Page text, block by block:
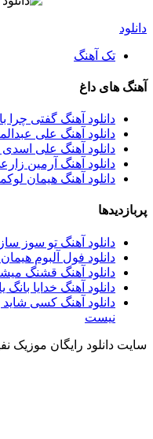
دانلود
تک آهنگ
آهنگ های داغ
دانلود آهنگ گفتی
دانلود آهنگ علی
دانلود آهنگ علی
دانلود آهنگ آرمین
دانلود آهنگ هیمان
پربازدیدها
دانلود آهنگ تو سوز
دانلود فول آلبوم
دانلود آهنگ قشنگ
دانلود آهنگ خدایا
دانلود آهنگ کسی
نیست
سایت دانلود رایگان موزیک